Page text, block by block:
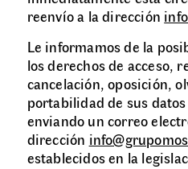
reenvío a la dirección
Le informamos de la
los derechos de acceso,
cancelación, oposición,
portabilidad de sus
enviando un correo
dirección
establecidos en la